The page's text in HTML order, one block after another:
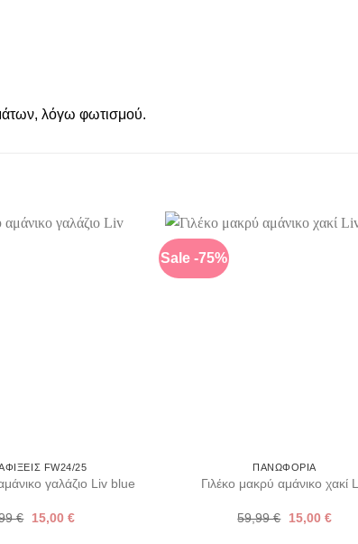
λόγω φωτισμού.
FW24/25
γαλάζιο Liv blue
€
Original
15,00 €Η
Sale -75%
ΠΑΝΩΦΌΡΙΑ
Γιλέκο μακρύ αμάνικο χακί
59,99€
Original
15,00 €Η